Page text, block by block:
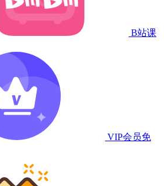
B站课
VIP会员免